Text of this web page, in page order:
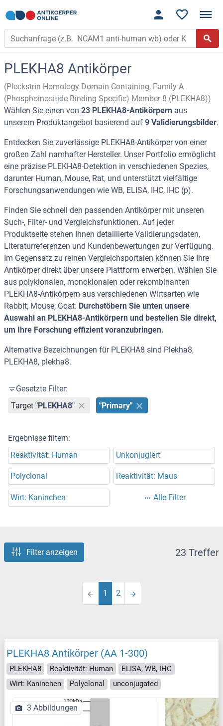
PLEKHA8 Antikörper
(Pleckstrin Homology Domain Containing, Family A
(Phosphoinositide Binding Specific) Member 8 (PLEKHA8))
Wählen Sie einen von 23 PLEKHA8-Antikörpern aus
unserem Produktangebot basierend auf 9 Validierungsbilder.
Entdecken Sie zuverlässige PLEKHA8-Antikörper von einer
großen Zahl namhafter Hersteller. Unser Portfolio ermöglicht
eine präzise PLEKHA8-Detektion in verschiedenen Spezies,
darunter Human, Mouse, Rat, und unterstützt vielfältige
Forschungsanwendungen wie WB, ELISA, IHC, IHC (p).
Finden Sie schnell den passenden Antikörper mit unseren
Such-, Filter- und Vergleichsfunktionen. Auf jeder
Produktseite stehen Ihnen detaillierte Validierungsdaten,
Literaturreferenzen und Kundenbewertungen zur Verfügung.
Im Gegensatz zu reinen Vergleichsportalen können Sie Ihre
Antikörper direkt über unsere Plattform erwerben. Wählen Sie
aus polyklonalen, monoklonalen oder rekombinanten
PLEKHA8-Antikörpern aus verschiedenen Wirtsarten wie
Rabbit, Mouse, Goat. Durchstöbern Sie unten unsere
Auswahl an PLEKHA8-Antikörpern und bestellen Sie direkt,
um Ihre Forschung effizient voranzubringen.
Alternative Bezeichnungen für PLEKHA8 sind Plekha8,
PLEKHA8, plekha8.
Gesetzte Filter:
Target "PLEKHA8" "Primary"
Ergebnisse filtern:
Reaktivität: Human
Unkonjugiert
Polyclonal Reaktivität: Maus
Wirt: Kaninchen Alle Filter
Filter anzeigen 23 Treffer
1 2
PLEKHA8 Antikörper (AA 1-300)
PLEKHA8 Reaktivität: Human
ELISA, WB, IHC
Wirt: Kaninchen
Polyclonal unconjugated
3 Abbildungen